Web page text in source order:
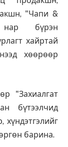
"Чапи &
бүрэн
хайртай
хөөрөөр
"Захиалгат
бүтээлчид
барина.